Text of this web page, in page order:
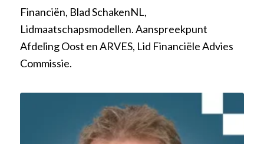
Financiën, Blad SchakenNL,
Lidmaatschapsmodellen. Aanspreekpunt
Afdeling Oost en ARVES, Lid Financiële Advies
Commissie.